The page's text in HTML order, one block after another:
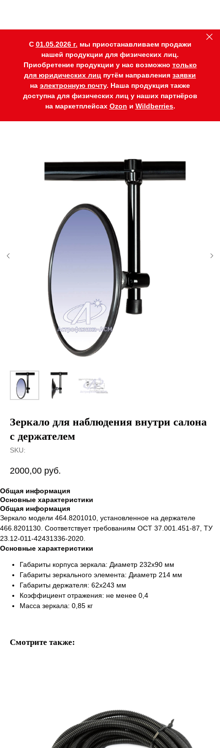
C 01.05.2026 г. мы приостанавливаем продажи
нашей продукции для физических лиц.
Приобретение продукции у нас возможно только
для юридических лиц путём направления заявки
на электронную почту. Наша продукция также
доступна для физических лиц у наших партнёров
на маркетплейсах Ozon и Wildberries.
Зеркало для наблюдения внутри салона
с держателем
SKU:
2000,00 руб.
Общая информация
Основные характеристики
Общая информация
Зеркало модели 464.8201010, установленное на держателе
466.8201130. Соответствует требованиям ОСТ 37.001.451-87, ТУ
23.12-011-42431336-2020.
Основные характеристики
Габариты корпуса зеркала: Диаметр 232х90 мм
Габариты зеркального элемента: Диаметр 214 мм
Габариты держателя: 62х243 мм
Коэффициент отражения: не менее 0,4
Масса зеркала: 0,85 кг
Смотрите также: